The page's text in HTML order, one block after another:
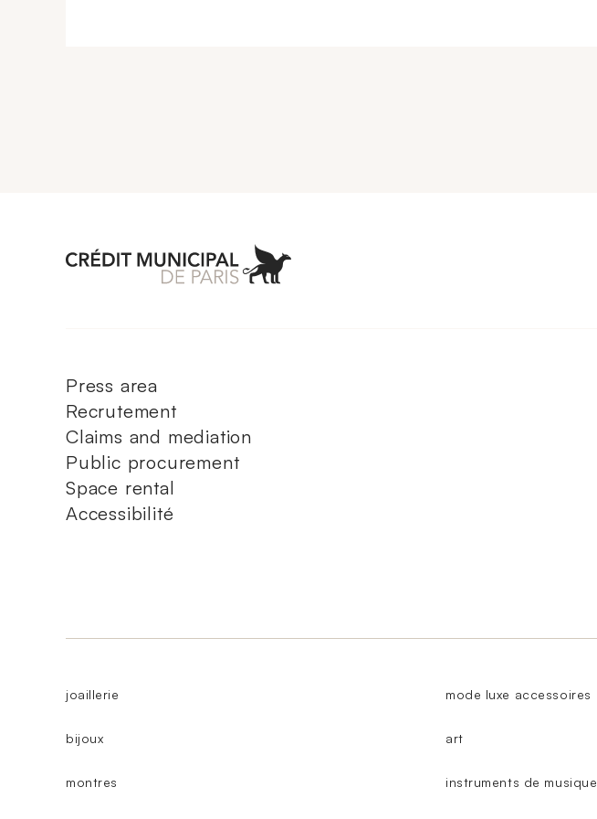
Aller à l'accueil de Crédit Municipal de Paris
Press area
Recrutement
Claims and mediation
Public procurement
Space rental
Accessibilité
joaillerie
bijoux
montres
mode luxe accessoires
art
instruments de musique